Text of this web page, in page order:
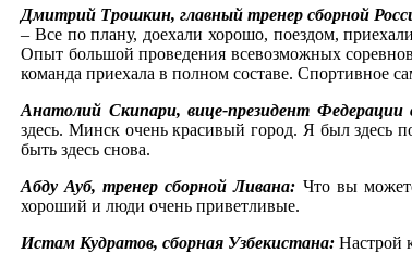
Дмитрий Трошкин, главный тренер сборной
– Все по плану, доехали хорошо, поездом,
Опыт большой проведения всевозможных
команда приехала в полном составе. Спортивное
Анатолий Скипари, вице-президент
здесь. Минск очень красивый город. Я был здесь
быть здесь снова.
Абду Ауб, тренер сборной Ливана: Что вы
хороший и люди очень приветливые.
Истам Кудратов, сборная Узбекистана: Настрой